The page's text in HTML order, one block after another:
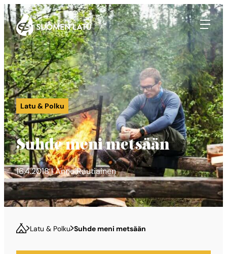
Siirry
suoraan
sisältöön
Suomen Latu
Latu & Polku
Suhde meni metsään
16.4.2018 | Anne Rautiainen
Latu & Polku Suhde meni metsään